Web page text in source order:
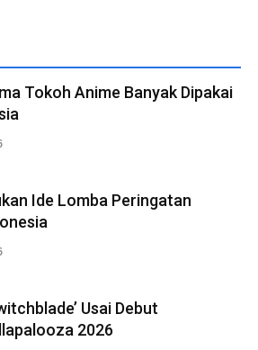
Tokoh Anime Banyak Dipakai
Ide Lomba Peringatan
Usai Debut
2026